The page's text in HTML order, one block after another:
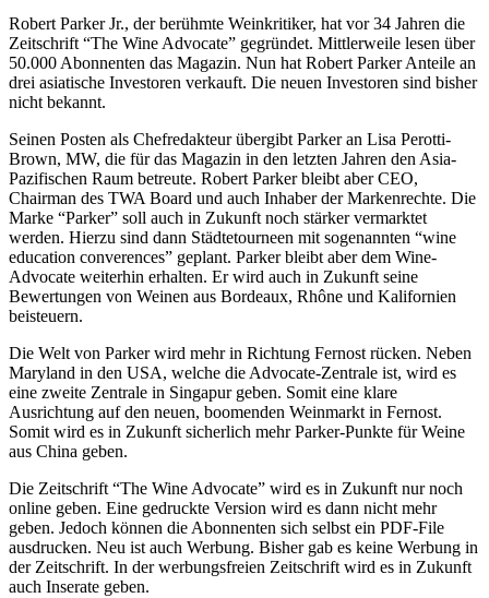
Robert Parker Jr., der berühmte Weinkritiker, hat vor 34 Jahren die
Zeitschrift “The Wine Advocate” gegründet. Mittlerweile lesen über
50.000 Abonnenten das Magazin. Nun hat Robert Parker Anteile an
drei asiatische Investoren verkauft. Die neuen Investoren sind bisher
nicht bekannt.
Seinen Posten als Chefredakteur übergibt Parker an Lisa Perotti-
Brown, MW, die für das Magazin in den letzten Jahren den Asia-
Pazifischen Raum betreute. Robert Parker bleibt aber CEO,
Chairman des TWA Board und auch Inhaber der Markenrechte. Die
Marke “Parker” soll auch in Zukunft noch stärker vermarktet
werden. Hierzu sind dann Städtetourneen mit sogenannten “wine
education converences” geplant. Parker bleibt aber dem Wine-
Advocate weiterhin erhalten. Er wird auch in Zukunft seine
Bewertungen von Weinen aus Bordeaux, Rhône und Kalifornien
beisteuern.
Die Welt von Parker wird mehr in Richtung Fernost rücken. Neben
Maryland in den USA, welche die Advocate-Zentrale ist, wird es
eine zweite Zentrale in Singapur geben. Somit eine klare
Ausrichtung auf den neuen, boomenden Weinmarkt in Fernost.
Somit wird es in Zukunft sicherlich mehr Parker-Punkte für Weine
aus China geben.
Die Zeitschrift “The Wine Advocate” wird es in Zukunft nur noch
online geben. Eine gedruckte Version wird es dann nicht mehr
geben. Jedoch können die Abonnenten sich selbst ein PDF-File
ausdrucken. Neu ist auch Werbung. Bisher gab es keine Werbung in
der Zeitschrift. In der werbungsfreien Zeitschrift wird es in Zukunft
auch Inserate geben.